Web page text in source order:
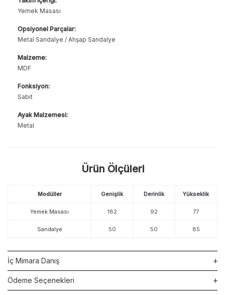
Yemek Masası
Opsiyonel Parçalar:
Metal Sandalye / Ahşap Sandalye
Malzeme:
MDF
Fonksiyon:
Sabit
Ayak Malzemesi:
Metal
Ürün Ölçüleri
Modüller Genişlik Derinlik Yükseklik
Yemek Masası 182 92 77
Sandalye 50 50 85
İç Mimara Danış
Ödeme Seçenekleri